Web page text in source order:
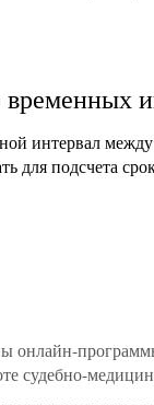
временных
интервал
для подсчета
онлайн-
судебно-